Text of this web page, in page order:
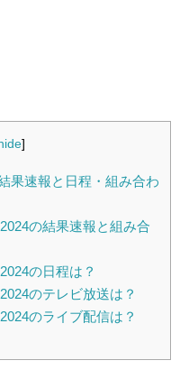
]
果速報と日程・組み合わ
の結果速報と組み合
の日程は？
のテレビ放送は？
のライブ配信は？